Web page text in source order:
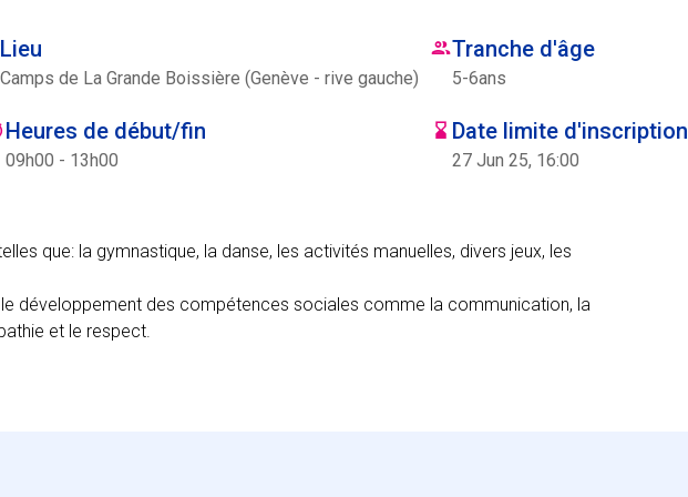
Lieu
Camps de La Grande Boissière (Genève - rive gauche)
Tranche d'âge
5-6ans
Heures de début/fin
09h00 - 13h00
Date limite d'inscription
27 Jun 25, 16:00
que: la gymnastique, la danse, les activités manuelles, divers jeux, les
le développement des compétences sociales comme la communication, la
et le respect.